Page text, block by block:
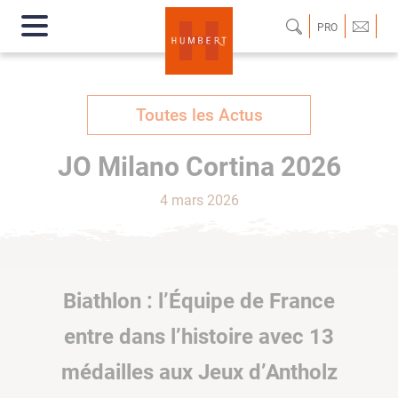
PRO
Toutes les Actus
JO Milano Cortina 2026
4 mars 2026
Biathlon : l’Équipe de France
entre dans l’histoire avec 13
médailles aux Jeux d’Antholz